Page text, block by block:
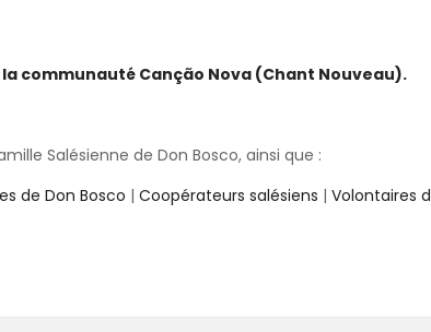
communauté Canção Nova (Chant Nouveau).
Salésienne de Don Bosco, ainsi que :
de Don Bosco | Coopérateurs salésiens | Volontaires